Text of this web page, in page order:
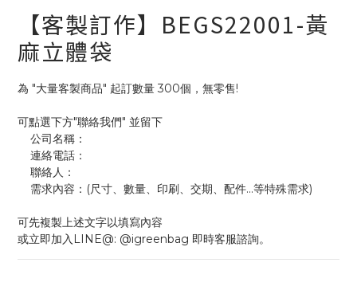
【客製訂作】BEGS22001-黃
麻立體袋
為 "大量客製商品" 起訂數量 300個，無零售!
可點選下方"聯絡我們" 並留下
    公司名稱：
    連絡電話：
    聯絡人：
    需求內容：(尺寸、數量、印刷、交期、配件...等特殊需求)
可先複製上述文字以填寫內容
或立即加入LINE@: @igreenbag 即時客服諮詢。